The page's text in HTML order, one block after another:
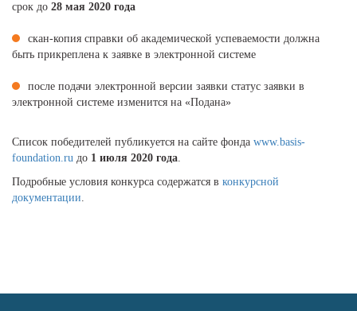
срок до 28 мая 2020 года
скан-копия справки об академической успеваемости должна
быть прикреплена к заявке в электронной системе
после подачи электронной версии заявки статус заявки в
электронной системе изменится на «Подана»
Список победителей публикуется на сайте фонда www.basis-
foundation.ru до 1 июля 2020 года.
Подробные условия конкурса содержатся в конкурсной
документации.